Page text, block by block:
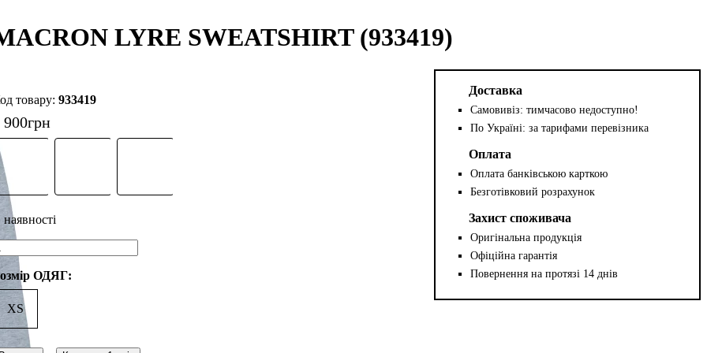
LYRE SWEATSHIRT (933419)
933419
900грн
ОДЯГ:
XS
Доставка
Самовивіз: тимчасово недоступно!
По Україні: за тарифами перевізника
Оплата
Оплата банківською карткою
Безготівковий розрахунок
Захист споживача
Оригінальна продукція
Офіційна гарантія
Повернення на протязі 14 днів